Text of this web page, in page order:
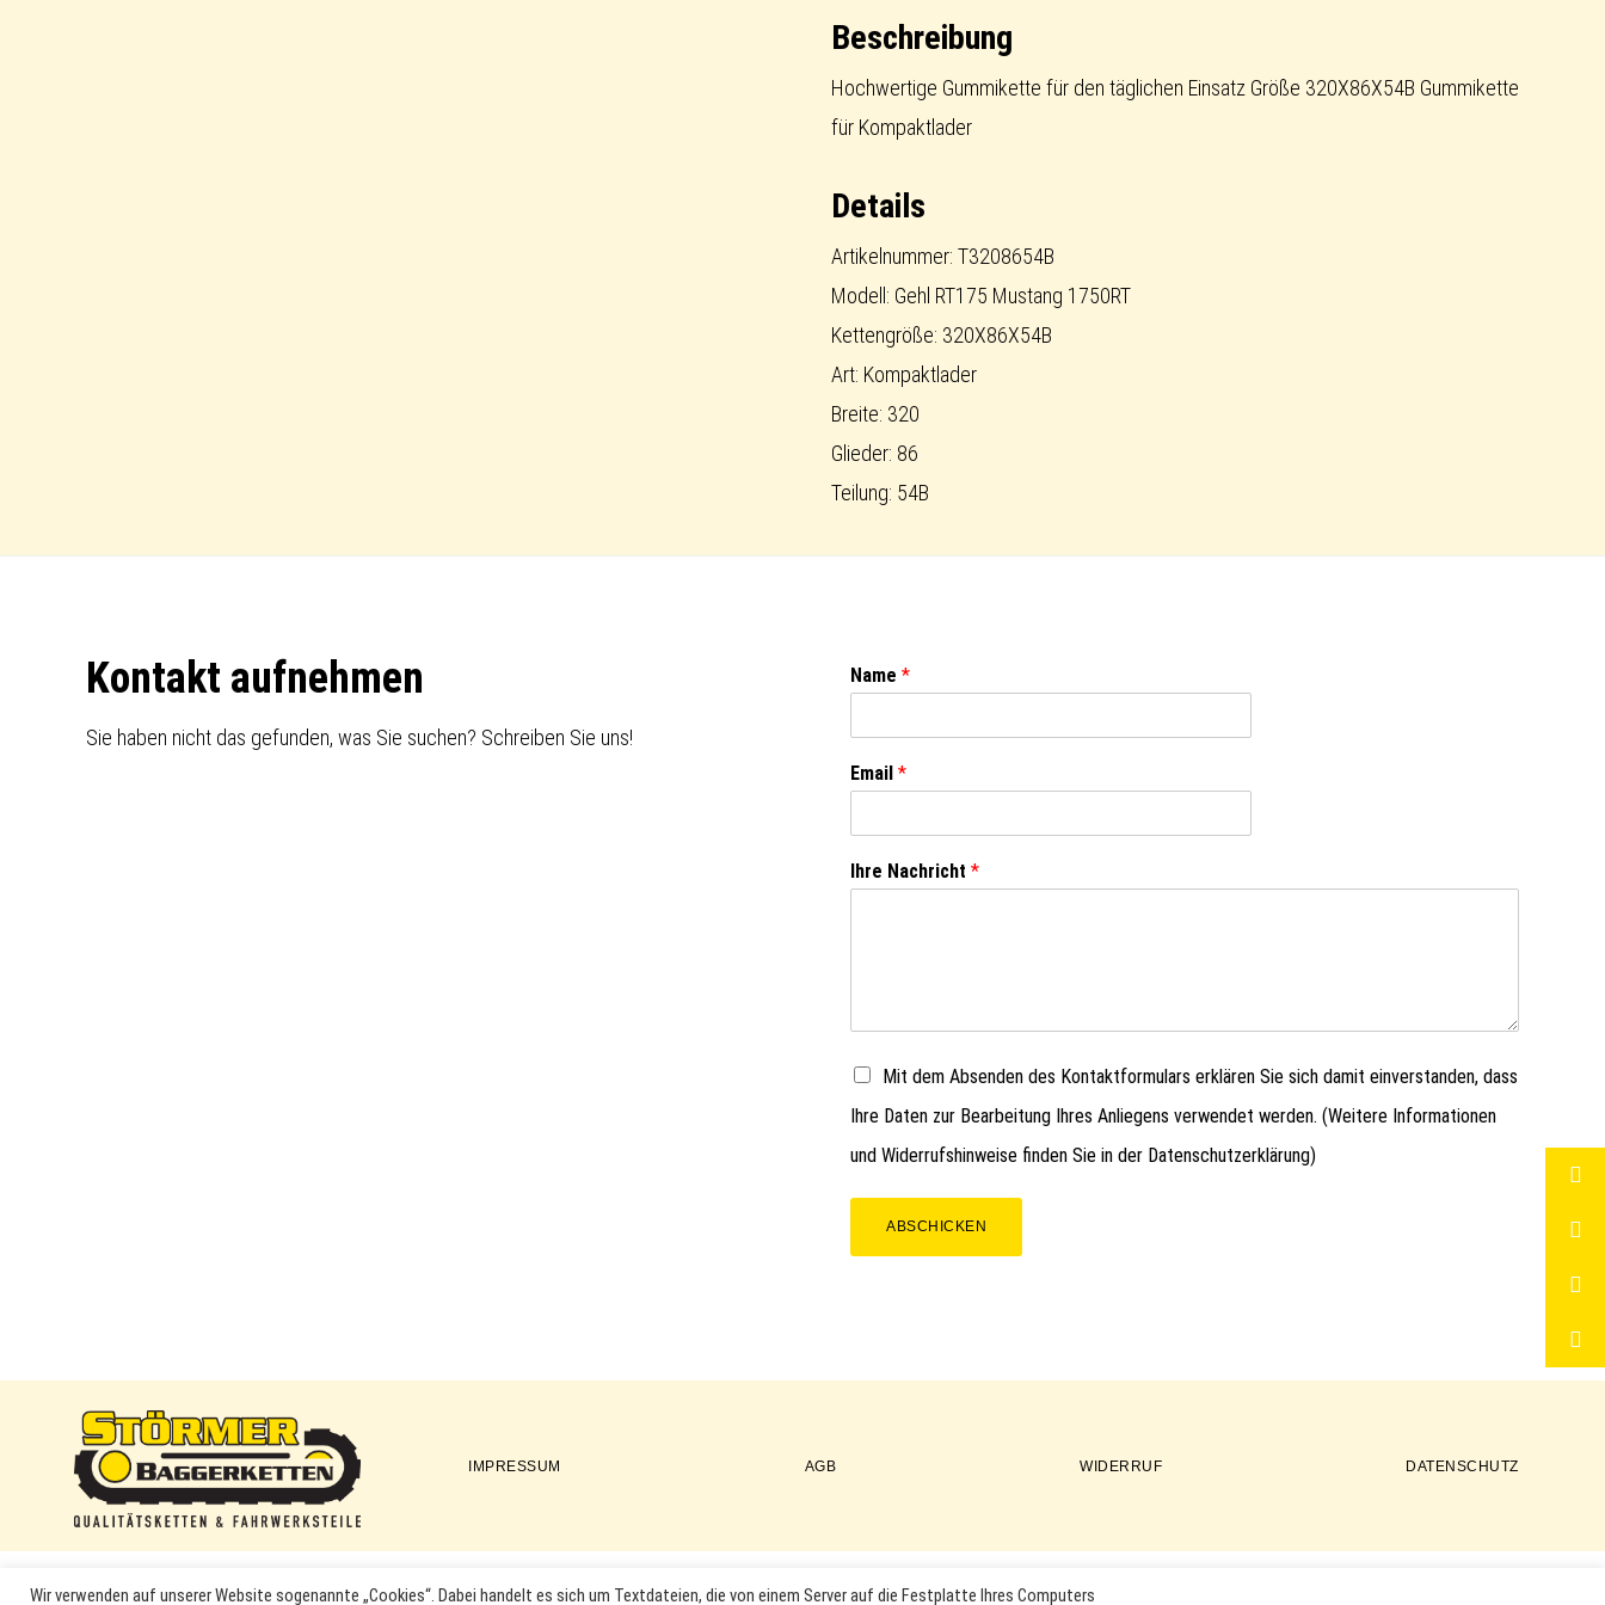
Track
Compact
Track
Menge
Beschreibung
Hochwertige Gummikette für den täglichen Einsatz Größe 320X86X54B Gummikette
für Kompaktlader
Details
Artikelnummer: T3208654B
Modell: Gehl RT175 Mustang 1750RT
Kettengröße: 320X86X54B
Art: Kompaktlader
Breite: 320
Glieder: 86
Teilung: 54B
FooterKontakt aufnehmen
Sie haben nicht das gefunden, was Sie suchen? Schreiben Sie uns!
Name *
Email *
Ihre Nachricht *
Mit dem Absenden des Kontaktformulars erklären Sie sich damit einverstanden, dass
Ihre Daten zur Bearbeitung Ihres Anliegens verwendet werden. (Weitere Informationen
und Widerrufshinweise finden Sie in der Datenschutzerklärung)
ABSCHICKEN
IMPRESSUM AGB WIDERRUF DATENSCHUTZ
COPYRIGHT © 2026 · WORDPRESS ·LOG IN
Wir verwenden auf unserer Website sogenannte „Cookies“. Dabei handelt es sich um Textdateien, die von einem Server auf die Festplatte Ihres Computers